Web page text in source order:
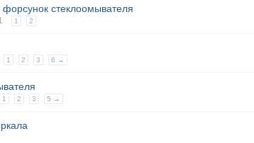
стеклоомывателя
1 2
1 2 3 6 →
1 2 3 5 →